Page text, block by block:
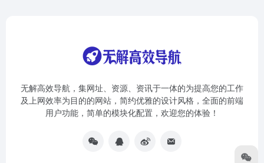
无解高效导航，集网址、资源、资讯于一体的为提高您的工作
及上网效率为目的的网站，简约优雅的设计风格，全面的前端
用户功能，简单的模块化配置，欢迎您的体验！